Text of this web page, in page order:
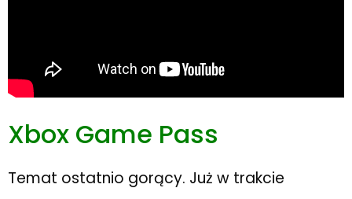
Xbox Game Pass
Temat ostatnio gorący. Już w trakcie